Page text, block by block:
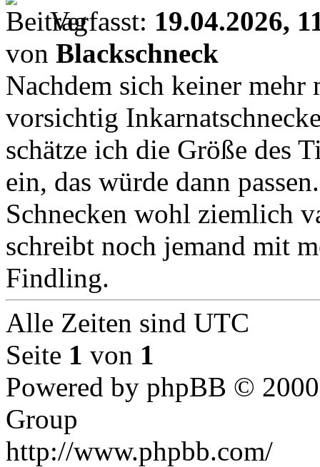
Verfasst: 19.04.2026,
von Blackschneck
Nachdem sich keiner mehr
vorsichtig
schätze ich die Größe des
ein, das würde dann
Schnecken wohl ziemlich
schreibt noch jemand mit
Findling.
Alle Zeiten sind UTC
Seite 1 von 1
Powered by phpBB ©
Group
http://www.phpbb.com/